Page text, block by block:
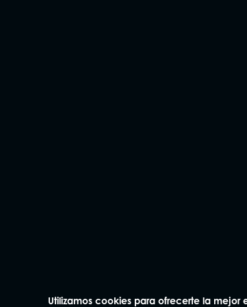
Utilizamos cookies para ofrecerte la mejor